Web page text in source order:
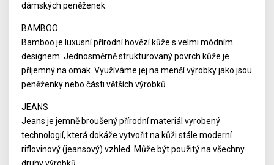
dámských peněženek.
BAMBOO
Bamboo je luxusní přírodní hovězí kůže s velmi módním
designem. Jednosměrně strukturovaný povrch kůže je
příjemný na omak. Využíváme jej na menší výrobky jako jsou
peněženky nebo části větších výrobků.
JEANS
Jeans je jemně broušený přírodní materiál vyrobený
technologií, která dokáže vytvořit na kůži stále moderní
riflovinový (jeansový) vzhled. Může být použitý na všechny